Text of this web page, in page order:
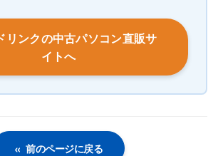
リンクの中古パソコン直販サ
イトへ
前のページに戻る